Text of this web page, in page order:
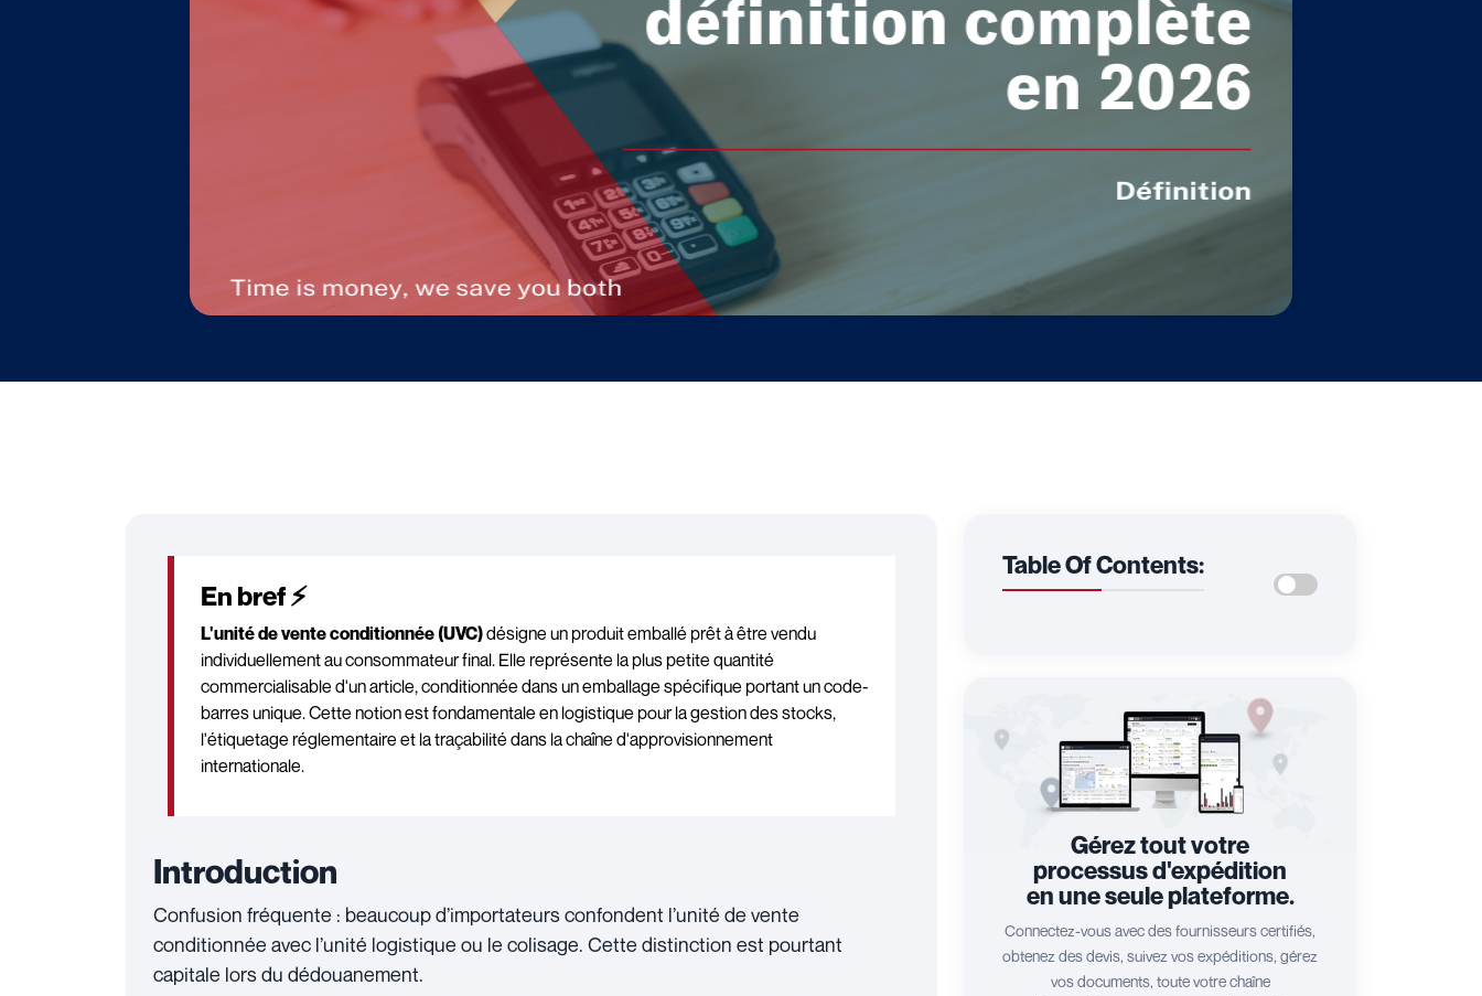
En bref ⚡
L'unité de vente conditionnée (UVC)désigne un produit emballé prêt à être vendu
individuellement au consommateur final. Elle représente la plus petite quantité
commercialisable d'un article, conditionnée dans un emballage spécifique portant un code-
barres unique. Cette notion est fondamentale en logistique pour la gestion des stocks,
l'étiquetage réglementaire et la traçabilité dans la chaîne d'approvisionnement
internationale.
Introduction
Confusion fréquente : beaucoup d’importateurs confondent l’unité de vente
conditionnée avec l’unité logistique ou le colisage. Cette distinction est pourtant
capitale lors du dédouanement.
Table Of Contents:
Gérez tout votre
processus d'expédition
en une seule plateforme.
Connectez-vous avec des fournisseurs certifiés,
obtenez des devis, suivez vos expéditions, gérez
vos documents, toute votre chaîne